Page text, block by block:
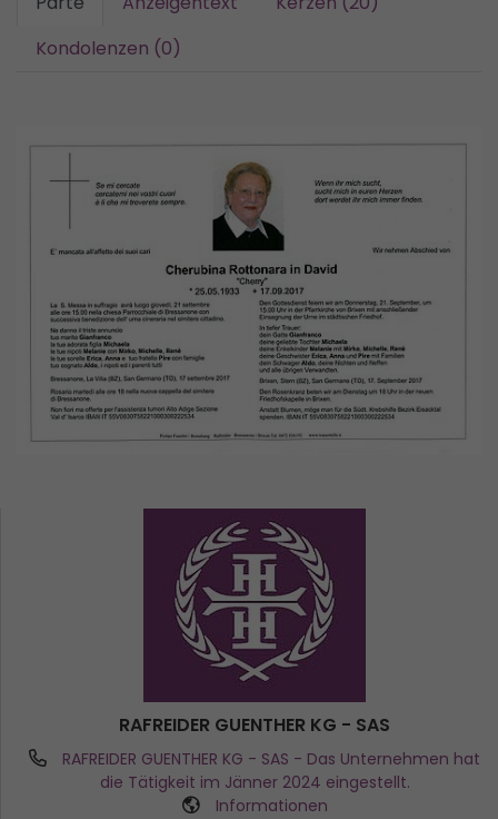
Kondolenzen (0)
RAFREIDER GUENTHER KG - SAS
RAFREIDER GUENTHER KG - SAS - Das Unternehmen hat
die Tätigkeit im Jänner 2024 eingestellt.
Informationen